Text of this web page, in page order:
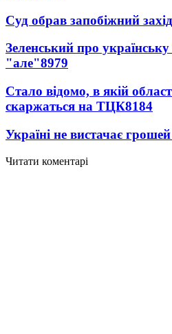
Суд обрав запобіжний
Зеленський про
"але"8979
Стало відомо, в якій
скаржаться на ТЦК8184
Україні не вистачає
Читати коментарі